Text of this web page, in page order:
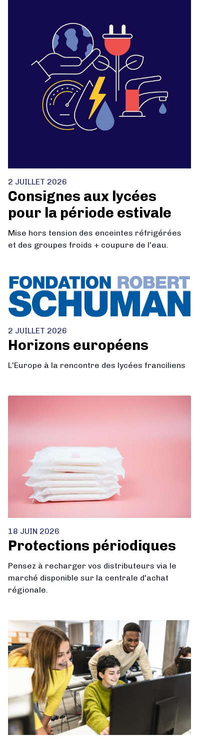
2 JUILLET 2026
Consignes aux lycées
pour la période estivale
Mise hors tension des enceintes réfrigérées
et des groupes froids + coupure de l'eau.
2 JUILLET 2026
Horizons européens
L'Europe à la rencontre des lycées franciliens
18 JUIN 2026
Protections périodiques
Pensez à recharger vos distributeurs via le
marché disponible sur la centrale d'achat
régionale.